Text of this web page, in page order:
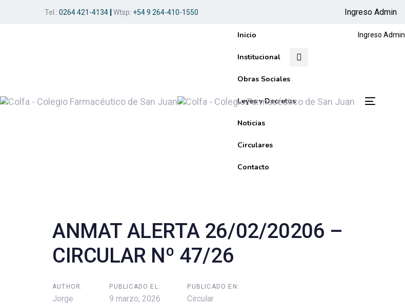
Tel.: 0264 421-4134 Wtsp: +54 9 264-410-1550 Ingreso Admin
Toggle
Inicio
Institucional
Obras Sociales
Leyes y Decretos
Noticias
Circulares
Contacto
Ingreso Admin
ANMAT ALERTA 26/02/20206 –
CIRCULAR Nº 47/26
AUTHOR:
Jorge
PUBLICADO EL:
9 marzo, 2026
PUBLICADO EN:
Circular